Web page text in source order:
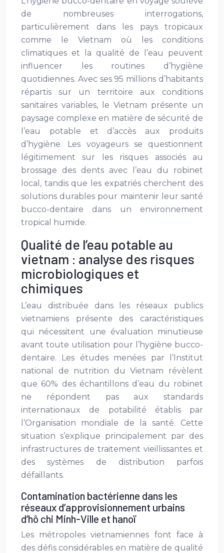
de nombreuses interrogations,
particulièrement dans les pays tropicaux
comme le Vietnam où les conditions
climatiques et la qualité de l’eau peuvent
influencer les routines d’hygiène
quotidiennes. Avec ses 95 millions d’habitants
répartis sur un territoire aux conditions
sanitaires variables, le Vietnam présente un
paysage complexe en matière de sécurité de
l’eau potable et d’accès aux produits
d’hygiène. Les voyageurs se questionnent
légitimement sur les risques associés au
brossage des dents avec l’eau du robinet
local, tandis que les expatriés cherchent des
solutions durables pour maintenir leur santé
bucco-dentaire dans un environnement
tropical humide.
Qualité de l’eau potable au
vietnam : analyse des risques
microbiologiques et
chimiques
L’eau distribuée dans les réseaux publics
vietnamiens présente des caractéristiques
qui nécessitent une évaluation minutieuse
avant toute utilisation pour l’hygiène bucco-
dentaire. Les études menées par l’Institut
national de nutrition du Vietnam révèlent
que 60% des échantillons d’eau du robinet
ne répondent pas aux standards
internationaux de potabilité établis par
l’Organisation mondiale de la santé. Cette
situation s’explique principalement par des
infrastructures de traitement vieillissantes et
des systèmes de distribution parfois
défaillants.
Contamination bactérienne dans les
réseaux d’approvisionnement urbains
d’hô chi Minh-Ville et hanoï
Les métropoles vietnamiennes font face à
des défis considérables en matière de qualité